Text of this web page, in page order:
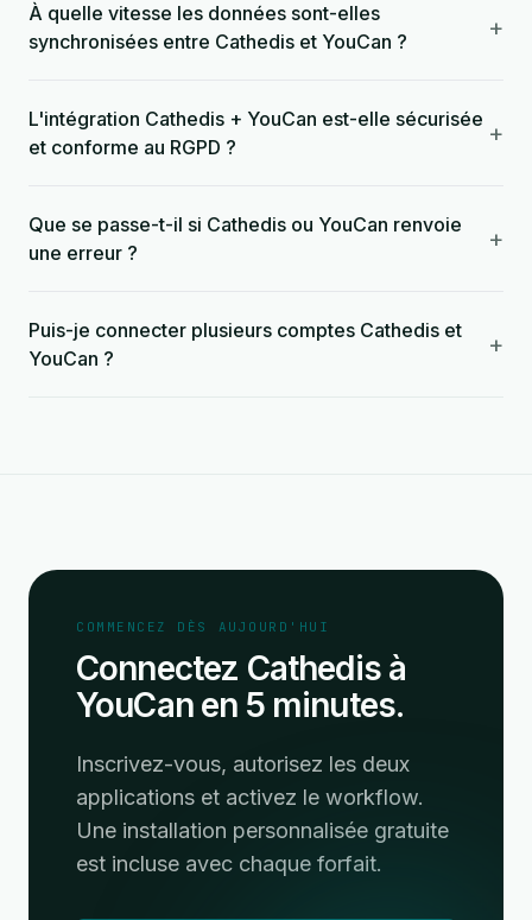
À quelle vitesse les données sont-elles
synchronisées entre Cathedis et YouCan ?
+
L'intégration Cathedis + YouCan est-elle sécurisée
et conforme au RGPD ?
+
Que se passe-t-il si Cathedis ou YouCan renvoie
une erreur ?
+
Puis-je connecter plusieurs comptes Cathedis et
YouCan ?
+
COMMENCEZ DÈS AUJOURD'HUI
Connectez Cathedis à
YouCan en 5 minutes.
Inscrivez-vous, autorisez les deux
applications et activez le workflow.
Une installation personnalisée gratuite
est incluse avec chaque forfait.